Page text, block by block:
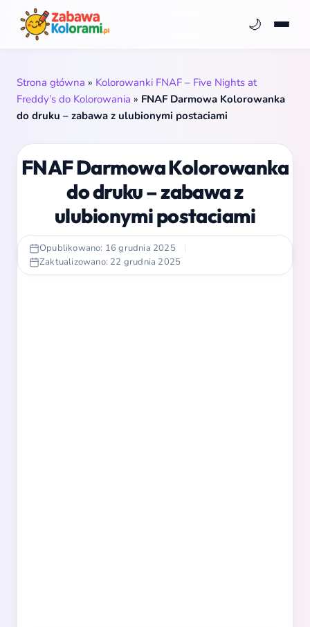
🌙
Strona główna » Kolorowanki FNAF – Five Nights at
Freddy’s do Kolorowania » FNAF Darmowa Kolorowanka
do druku – zabawa z ulubionymi postaciami
FNAF Darmowa Kolorowanka
do druku – zabawa z
ulubionymi postaciami
Opublikowano: 16 grudnia 2025
|
Zaktualizowano: 22 grudnia 2025